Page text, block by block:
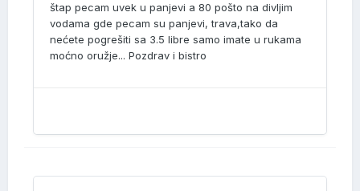
štap pecam uvek u panjevi a 80 pošto na divljim
vodama gde pecam su panjevi, trava,tako da
nećete pogrešiti sa 3.5 libre samo imate u rukama
moćno oružje... Pozdrav i bistro